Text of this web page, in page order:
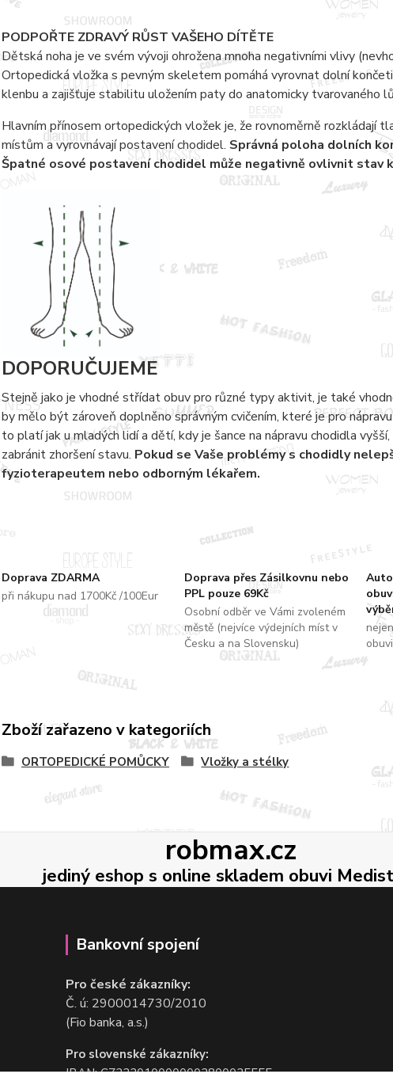
Doprava ZDARMA
při nákupu nad 1700Kč /100Eur
Doprava přes Zásilkovnu nebo
PPL pouze 69Kč
Osobní odběr ve Vámi zvoleném
městě (nejvíce výdejních míst v
Česku a na Slovensku)
obuvi
PODPOŘTE ZDRAVÝ RŮST VAŠEHO DÍTĚTE
Dětská noha je ve svém vývoji ohrožena mnoha negativními vlivy
Ortopedická vložka s pevným skeletem pomáhá vyrovnat dolní
klenbu a zajišťuje stabilitu uložením paty do anatomicky tvarovaného
Hlavním přínosem ortopedických vložek je, že rovnoměrně rozkládají
místům a vyrovnávají postavení chodidel. Správná poloha dolních
Špatné osové postavení chodidel může negativně ovlivnit stav
DOPORUČUJEME
Stejně jako je vhodné střídat obuv pro různé typy aktivit, je také
by mělo být zároveň doplněno správným cvičením, které je pro
to platí jak u mladých lidí a dětí, kdy je šance na nápravu chodidla
zabránit zhoršení stavu. Pokud se Vaše problémy s chodidly
fyzioterapeutem nebo odborným lékařem.
Zboží zařazeno v kategoriích
ORTOPEDICKÉ POMŮCKY Vložky a stélky
robmax.cz
jediný eshop s online skladem obuvi
Bankovní spojení
Pro české zákazníky:
Č. ú: 2900014730/2010
(Fio banka, a.s.)
Pro slovenské zákazníky:
IBAN: CZ2220100000002800025555